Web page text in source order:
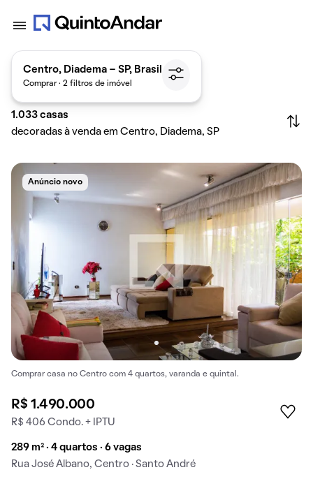
Centro, Diadema - SP, Brasil
Comprar · 2 filtros de imóvel
1.033 casas
decoradas à venda em Centro, Diadema, SP
Anúncio novo
Comprar casa no Centro com 4 quartos, varanda e quintal.
R$ 1.490.000
R$ 406 Condo. + IPTU
289 m² · 4 quartos · 6 vagas
Rua José Albano, Centro · Santo André